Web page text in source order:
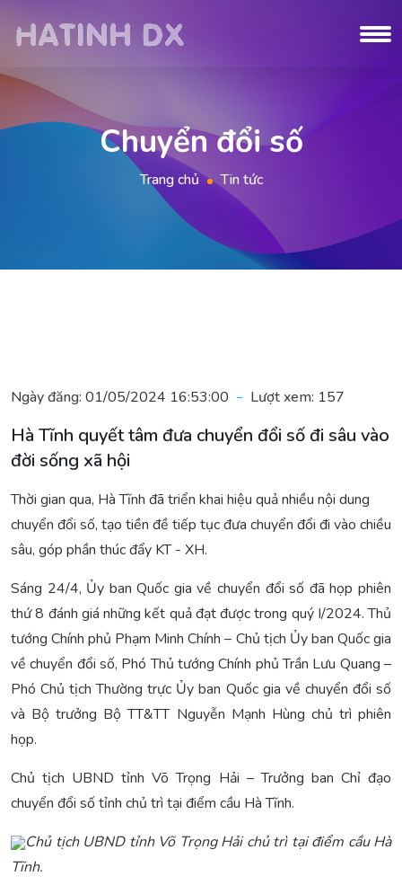
Chuyển đổi số
Trang chủ Tin tức
Ngày đăng: 01/05/2024 16:53:00 Lượt xem: 157
Hà Tĩnh quyết tâm đưa chuyển đổi số đi sâu vào
đời sống xã hội
Thời gian qua, Hà Tĩnh đã triển khai hiệu quả nhiều nội dung
chuyển đổi số, tạo tiền đề tiếp tục đưa chuyển đổi đi vào chiều
sâu, góp phần thúc đẩy KT - XH.
Sáng 24/4, Ủy ban Quốc gia về chuyển đổi số đã họp phiên
thứ 8 đánh giá những kết quả đạt được trong quý I/2024. Thủ
tướng Chính phủ Phạm Minh Chính – Chủ tịch Ủy ban Quốc gia
về chuyển đổi số, Phó Thủ tướng Chính phủ Trần Lưu Quang –
Phó Chủ tịch Thường trực Ủy ban Quốc gia về chuyển đổi số
và Bộ trưởng Bộ TT&TT Nguyễn Mạnh Hùng chủ trì phiên
họp.
Chủ tịch UBND tỉnh Võ Trọng Hải – Trưởng ban Chỉ đạo
chuyển đổi số tỉnh chủ trì tại điểm cầu Hà Tĩnh.
Chủ tịch UBND tỉnh Võ Trọng Hải chủ trì tại điểm cầu Hà
Tĩnh.